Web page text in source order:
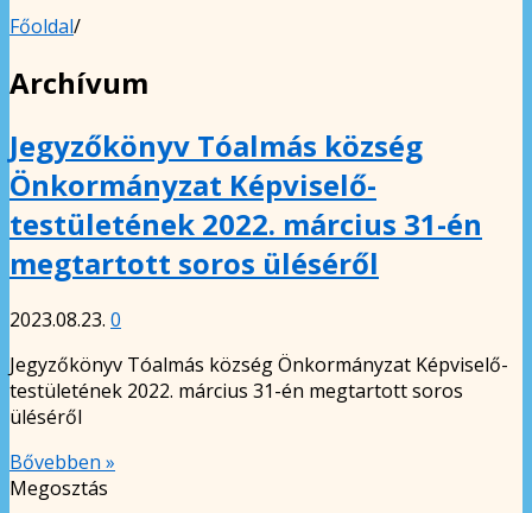
Főoldal/
Archívum
Jegyzőkönyv Tóalmás község
Önkormányzat Képviselő-
testületének 2022. március 31-én
megtartott soros üléséről
2023.08.23. 0
Jegyzőkönyv Tóalmás község Önkormányzat Képviselő-
testületének 2022. március 31-én megtartott soros
üléséről
Bővebben »
Megosztás